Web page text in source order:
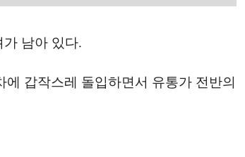
남아 있다.
갑작스레 돌입하면서 유통가 전반의